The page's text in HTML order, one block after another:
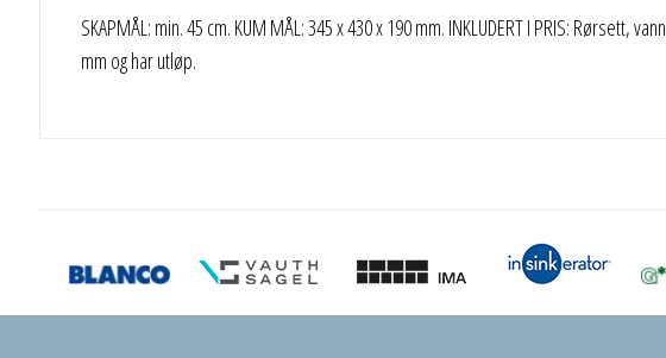
SKAPMÅL: min. 45 cm. KUM MÅL: 345 x 430 x 190 mm. INKLUDERT I PRIS: Rørsett,
mm og har utløp.